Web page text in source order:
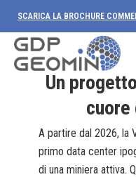
SCARICA LA BROCHURE
Un
cuore
A partire dal 2026, la
primo data center
di una miniera attiva.